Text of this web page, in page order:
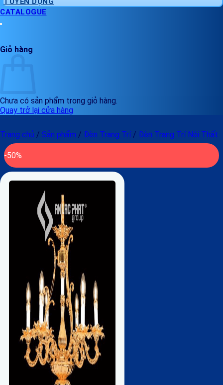
CATALOGUE
Giỏ hàng
Chưa có sản phẩm trong giỏ hàng.
Quay trở lại cửa hàng
Trang chủ / Sản phẩm / Đèn Trang Trí / Đèn Trang Trí Nội Thất
-50%